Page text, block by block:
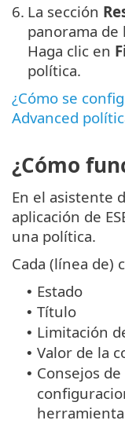
6. La sección
panorama de
Haga clic en
política.
¿Cómo se
Advanced
¿Cómo
En el asistente
aplicación de
una política.
Cada (línea de)
• Estado
• Título
• Limitación
• Valor de la
• Consejos